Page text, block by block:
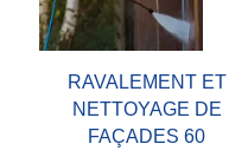
RAVALEMENT ET
NETTOYAGE DE
FAÇADES 60